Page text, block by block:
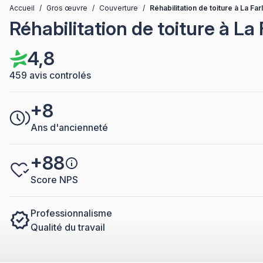
Accueil / Gros œuvre / Couverture / Réhabilitation de toiture à La
Réhabilitation de toiture à La
4,8
459 avis controlés
+8
Ans d'ancienneté
+88
Score NPS
Professionnalisme
Qualité du travail